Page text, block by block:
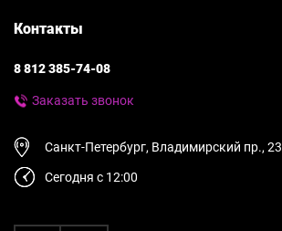
Контакты
8 812 385-74-08
Заказать звонок
Санкт-Петербург, Владимирский пр., 23
Сегодня с 12:00